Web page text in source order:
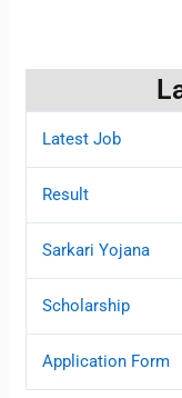
Latest Job
Result
Sarkari Yojana
Scholarship
Application Form